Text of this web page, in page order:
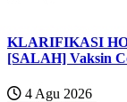
KLARIFIKASI
[SALAH] Vaksin
4 Agu 2026